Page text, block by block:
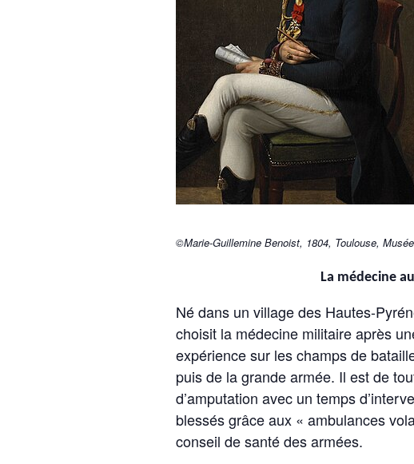
©Marie-Guillemine Benoist, 1804, Toulouse,
La médecine
Né dans un village des Hautes-
choisit la médecine militaire après
expérience sur les champs de
puis de la grande armée. Il est de
d’amputation avec un temps
blessés grâce aux « ambulances
conseil de santé des armées.